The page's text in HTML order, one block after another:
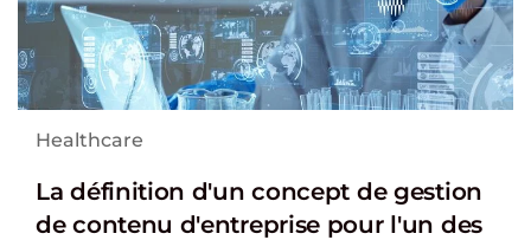
Healthcare
La définition d'un concept de gestion
de contenu d'entreprise pour l'un des